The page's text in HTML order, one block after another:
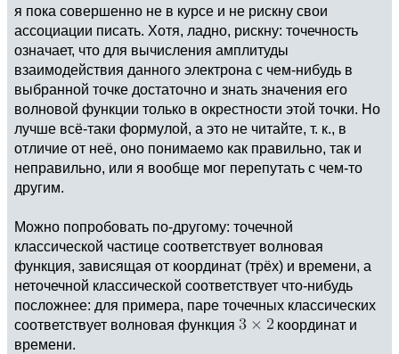
я пока совершенно не в курсе и не рискну свои
ассоциации писать. Хотя, ладно, рискну: точечность
означает, что для вычисления амплитуды
взаимодействия данного электрона с чем-нибудь в
выбранной точке достаточно и знать значения его
волновой функции только в окрестности этой точки. Но
лучше всё-таки формулой, а это не читайте, т. к., в
отличие от неё, оно понимаемо как правильно, так и
неправильно, или я вообще мог перепутать с чем-то
другим.
Можно попробовать по-другому: точечной
классической частице соответствует волновая
функция, зависящая от координат (трёх) и времени, а
неточечной классической соответствует что-нибудь
посложнее: для примера, паре точечных классических
соответствует волновая функция
координат и
времени.